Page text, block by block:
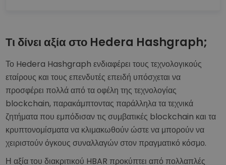
Τι δίνει αξία στο Hedera Hashgraph;
Το Hedera Hashgraph ενδιαφέρει τους τεχνολογικούς
εταίρους και τους επενδυτές επειδή υπόσχεται να
προσφέρει πολλά από τα οφέλη της τεχνολογίας
blockchain, παρακάμπτοντας παράλληλα τα τεχνικά
ζητήματα που εμπόδισαν τις συμβατικές blockchain και τα
κρυπτονομίσματα να κλιμακωθούν ώστε να μπορούν να
χειριστούν όγκους συναλλαγών στον πραγματικό κόσμο.
Η αξία του διακριτικού HBAR προκύπτει από πολλαπλές